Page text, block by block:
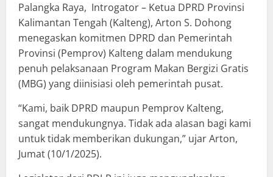
Palangka Raya, Introgator – Ketua DPRD Provinsi
Kalimantan Tengah (Kalteng), Arton S. Dohong
menegaskan komitmen DPRD dan Pemerintah
Provinsi (Pemprov) Kalteng dalam mendukung
penuh pelaksanaan Program Makan Bergizi Gratis
(MBG) yang diinisiasi oleh pemerintah pusat.
“Kami, baik DPRD maupun Pemprov Kalteng,
sangat mendukungnya. Tidak ada alasan bagi kami
untuk tidak memberikan dukungan,” ujar Arton,
Jumat (10/1/2025).